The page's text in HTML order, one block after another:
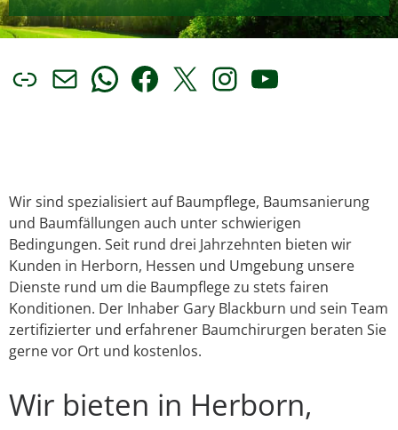
LinkE-Mail
WhatsApp
Facebook
X Instagram
YouTube
Wir sind spezialisiert auf Baumpflege, Baumsanierung
und Baumfällungen auch unter schwierigen
Bedingungen. Seit rund drei Jahrzehnten bieten wir
Kunden in Herborn, Hessen und Umgebung unsere
Dienste rund um die Baumpflege zu stets fairen
Konditionen. Der Inhaber Gary Blackburn und sein Team
zertifizierter und erfahrener Baumchirurgen beraten Sie
gerne vor Ort und kostenlos.
Wir bieten in Herborn,